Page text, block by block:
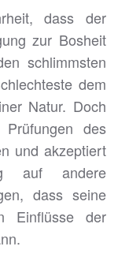
dass der
zur Bosheit
schlimmsten
dem
Natur. Doch
des
und akzeptiert
auf andere
dass seine
Einflüsse der